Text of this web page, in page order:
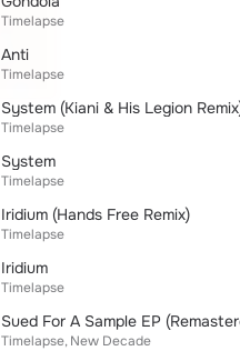
Timelapse
Anti
Timelapse
System (Kiani & His Legion
Timelapse
System
Timelapse
Iridium (Hands Free Remix)
Timelapse
Iridium
Timelapse
Sued For A Sample EP
Timelapse New Decade